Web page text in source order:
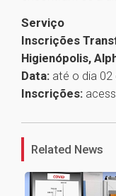
Serviço
Inscrições
Higienópolis,
Data: até o dia 02
Inscrições:
Related News